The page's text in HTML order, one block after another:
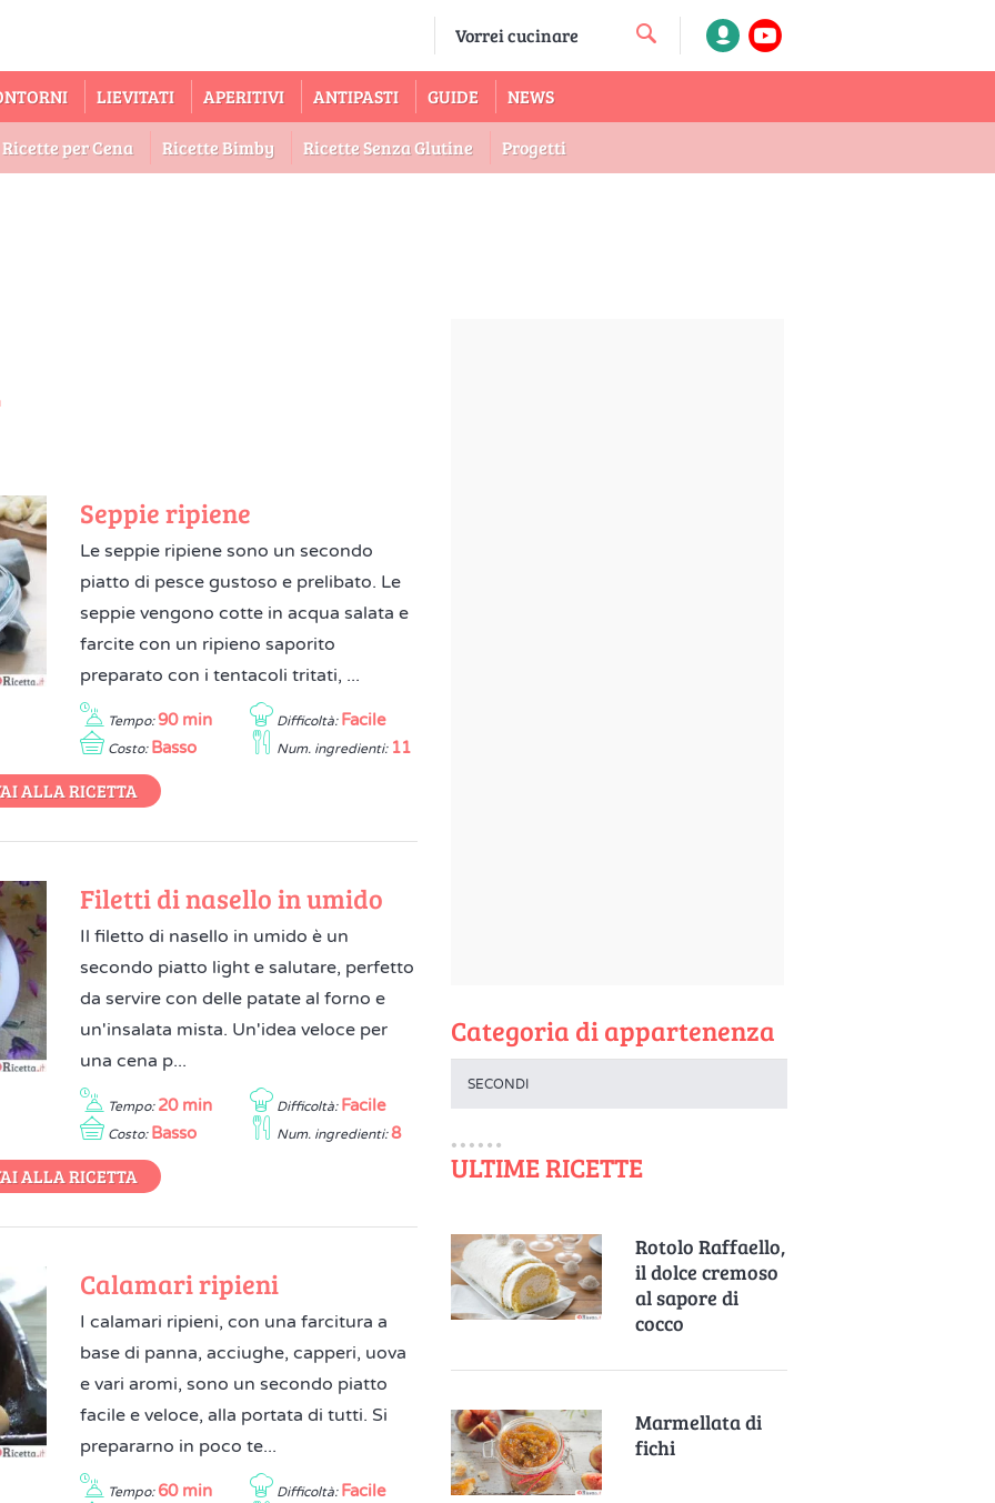
LIEVITATI APERITIVI ANTIPASTI GUIDE NEWS
Ricette per Cena Ricette Bimby Ricette Senza Glutine Progetti
Seppie ripiene
Le seppie ripiene sono un secondo
piatto di pesce gustoso e prelibato. Le
seppie vengono cotte in acqua salata e
farcite con un ripieno saporito
preparato con i tentacoli tritati, ...
Tempo: 90 min Difficoltà: Facile
Costo: Basso Num. ingredienti: 11
ALLA RICETTA
Filetti di nasello in umido
Il filetto di nasello in umido è un
secondo piatto light e salutare, perfetto
da servire con delle patate al forno e
un'insalata mista. Un'idea veloce per
una cena p...
Tempo: 20 min Difficoltà: Facile
Costo: Basso Num. ingredienti: 8
ALLA RICETTA
Calamari ripieni
I calamari ripieni, con una farcitura a
base di panna, acciughe, capperi, uova
e vari aromi, sono un secondo piatto
facile e veloce, alla portata di tutti. Si
prepararno in poco te...
Tempo: 60 min Difficoltà: Facile
Categoria di appartenenza
SECONDI
ULTIME RICETTE
Rotolo Raffaello,
il dolce cremoso
al sapore di
cocco
Marmellata di
fichi